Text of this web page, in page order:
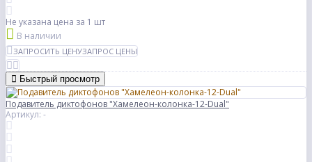
Не указана цена за 1 шт
В наличии
ЗАПРОСИТЬ ЦЕНУЗАПРОС ЦЕНЫ
Быстрый просмотр
Подавитель диктофонов "Хамелеон-колонка-12-Dual"
Артикул: -